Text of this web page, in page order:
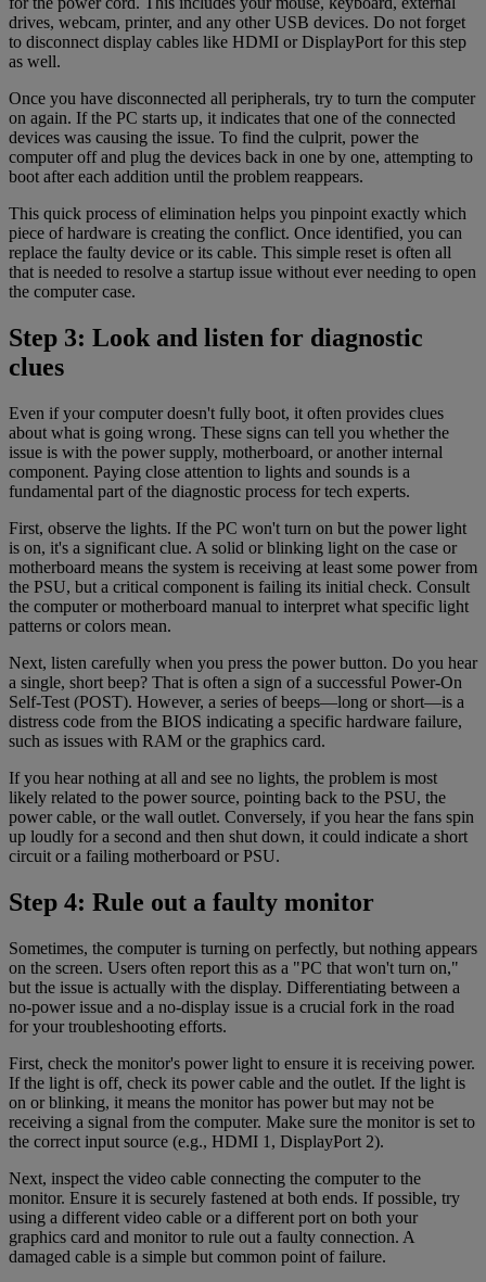
drives, webcam, printer, and any other USB devices. Do not forget
to disconnect display cables like HDMI or DisplayPort for this step
as well.
Once you have disconnected all peripherals, try to turn the computer
on again. If the PC starts up, it indicates that one of the connected
devices was causing the issue. To find the culprit, power the
computer off and plug the devices back in one by one, attempting to
boot after each addition until the problem reappears.
This quick process of elimination helps you pinpoint exactly which
piece of hardware is creating the conflict. Once identified, you can
replace the faulty device or its cable. This simple reset is often all
that is needed to resolve a startup issue without ever needing to open
the computer case.
Step 3: Look and listen for diagnostic
clues
Even if your computer doesn't fully boot, it often provides clues
about what is going wrong. These signs can tell you whether the
issue is with the power supply, motherboard, or another internal
component. Paying close attention to lights and sounds is a
fundamental part of the diagnostic process for tech experts.
First, observe the lights. If the PC won't turn on but the power light
is on, it's a significant clue. A solid or blinking light on the case or
motherboard means the system is receiving at least some power from
the PSU, but a critical component is failing its initial check. Consult
the computer or motherboard manual to interpret what specific light
patterns or colors mean.
Next, listen carefully when you press the power button. Do you hear
a single, short beep? That is often a sign of a successful Power-On
Self-Test (POST). However, a series of beeps—long or short—is a
distress code from the BIOS indicating a specific hardware failure,
such as issues with RAM or the graphics card.
If you hear nothing at all and see no lights, the problem is most
likely related to the power source, pointing back to the PSU, the
power cable, or the wall outlet. Conversely, if you hear the fans spin
up loudly for a second and then shut down, it could indicate a short
circuit or a failing motherboard or PSU.
Step 4: Rule out a faulty monitor
Sometimes, the computer is turning on perfectly, but nothing appears
on the screen. Users often report this as a "PC that won't turn on,"
but the issue is actually with the display. Differentiating between a
no-power issue and a no-display issue is a crucial fork in the road
for your troubleshooting efforts.
First, check the monitor's power light to ensure it is receiving power.
If the light is off, check its power cable and the outlet. If the light is
on or blinking, it means the monitor has power but may not be
receiving a signal from the computer. Make sure the monitor is set to
the correct input source (e.g., HDMI 1, DisplayPort 2).
Next, inspect the video cable connecting the computer to the
monitor. Ensure it is securely fastened at both ends. If possible, try
using a different video cable or a different port on both your
graphics card and monitor to rule out a faulty connection. A
damaged cable is a simple but common point of failure.